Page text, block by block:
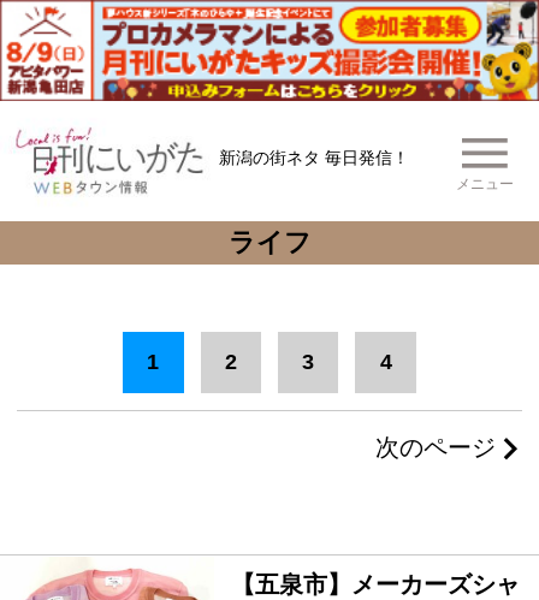
新潟の街ネタ 毎日発信！
メニュー
ライフ
1 2 3 4
次のページ
【五泉市】メーカーズシャ